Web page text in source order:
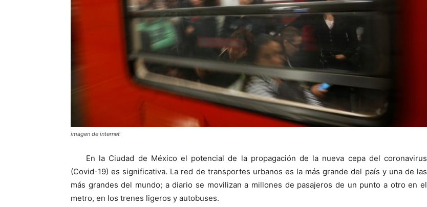
imagen de internet
En la Ciudad de México el potencial de la propagación de la nueva cepa del coronavirus
(Covid-19) es significativa. La red de transportes urbanos es la más grande del país y una de las
más grandes del mundo; a diario se movilizan a millones de pasajeros de un punto a otro en el
metro, en los trenes ligeros y autobuses.